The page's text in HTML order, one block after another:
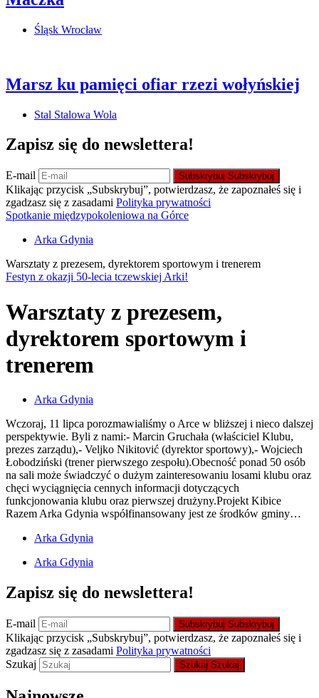
Śląsk Wrocław
Marsz ku pamięci ofiar rzezi wołyńskiej
Stal Stalowa Wola
Zapisz się do newslettera!
E-mail Subskrybuj Subskrybuj
Klikając przycisk „Subskrybuj”, potwierdzasz, że zapoznałeś się i
zgadzasz się z zasadami Polityka prywatności
Spotkanie międzypokoleniowa na Górce
Arka Gdynia
Warsztaty z prezesem, dyrektorem sportowym i trenerem
Festyn z okazji 50-lecia tczewskiej Arki!
Warsztaty z prezesem,
dyrektorem sportowym i
trenerem
Arka Gdynia
Wczoraj, 11 lipca porozmawialiśmy o Arce w bliższej i nieco dalszej
perspektywie. Byli z nami:- Marcin Gruchała (właściciel Klubu,
prezes zarządu),- Veljko Nikitović (dyrektor sportowy),- Wojciech
Łobodziński (trener pierwszego zespołu).Obecność ponad 50 osób
na sali może świadczyć o dużym zainteresowaniu losami klubu oraz
chęci wyciągnięcia cennych informacji dotyczących
funkcjonowania klubu oraz pierwszej drużyny.Projekt Kibice
Razem Arka Gdynia współfinansowany jest ze środków gminy…
Arka Gdynia
Arka Gdynia
Zapisz się do newslettera!
E-mail Subskrybuj Subskrybuj
Klikając przycisk „Subskrybuj”, potwierdzasz, że zapoznałeś się i
zgadzasz się z zasadami Polityka prywatności
Szukaj
Szukaj Szukaj